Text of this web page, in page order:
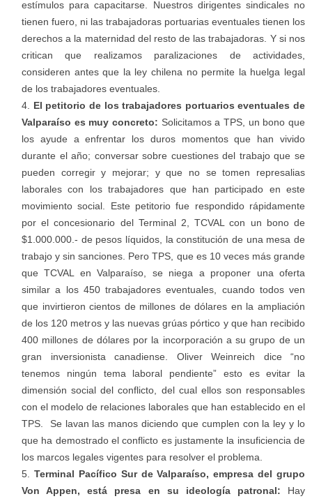
estímulos para capacitarse. Nuestros dirigentes sindicales no
tienen fuero, ni las trabajadoras portuarias eventuales tienen los
derechos a la maternidad del resto de las trabajadoras. Y si nos
critican que realizamos paralizaciones de actividades,
consideren antes que la ley chilena no permite la huelga legal
de los trabajadores eventuales.
El petitorio de los trabajadores portuarios eventuales de
Valparaíso es muy concreto: Solicitamos a TPS, un bono que
los ayude a enfrentar los duros momentos que han vivido
durante el año; conversar sobre cuestiones del trabajo que se
pueden corregir y mejorar; y que no se tomen represalias
laborales con los trabajadores que han participado en este
movimiento social. Este petitorio fue respondido rápidamente
por el concesionario del Terminal 2, TCVAL con un bono de
$1.000.000.- de pesos líquidos, la constitución de una mesa de
trabajo y sin sanciones. Pero TPS, que es 10 veces más grande
que TCVAL en Valparaíso, se niega a proponer una oferta
similar a los 450 trabajadores eventuales, cuando todos ven
que invirtieron cientos de millones de dólares en la ampliación
de los 120 metros y las nuevas grúas pórtico y que han recibido
400 millones de dólares por la incorporación a su grupo de un
gran inversionista canadiense. Oliver Weinreich dice “no
tenemos ningún tema laboral pendiente” esto es evitar la
dimensión social del conflicto, del cual ellos son responsables
con el modelo de relaciones laborales que han establecido en el
TPS. Se lavan las manos diciendo que cumplen con la ley y lo
que ha demostrado el conflicto es justamente la insuficiencia de
los marcos legales vigentes para resolver el problema.
Terminal Pacífico Sur de Valparaíso, empresa del grupo
Von Appen, está presa en su ideología patronal: Hay